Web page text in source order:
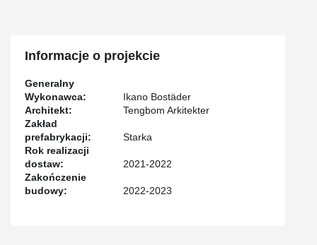
Informacje o projekcie
Generalny
Wykonawca:
Ikano Bostäder
Architekt:
Tengbom Arkitekter
Zakład
prefabrykacji:
Starka
Rok realizacji
dostaw:
2021-2022
Zakończenie
budowy:
2022-2023